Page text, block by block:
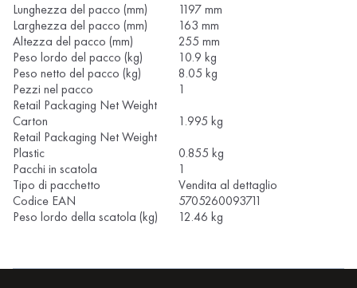
Lunghezza del pacco (mm)
1197 mm
Larghezza del pacco (mm)
163 mm
Altezza del pacco (mm)
255 mm
Peso lordo del pacco (kg)
10.9 kg
Peso netto del pacco (kg)
8.05 kg
Pezzi nel pacco
1
Retail Packaging Net Weight
Carton
1.995 kg
Retail Packaging Net Weight
Plastic
0.855 kg
Pacchi in scatola
1
Tipo di pacchetto
Vendita al dettaglio
Codice EAN
5705260093711
Peso lordo della scatola (kg)
12.46 kg